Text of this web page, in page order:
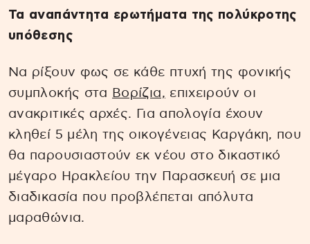
Τα αναπάντητα ερωτήματα της πολύκροτης
υπόθεσης
Να ρίξουν φως σε κάθε πτυχή της φονικής
συμπλοκής στα Βορίζια, επιχειρούν οι
ανακριτικές αρχές. Για απολογία έχουν
κληθεί 5 μέλη της οικογένειας Καργάκη, που
θα παρουσιαστούν εκ νέου στο δικαστικό
μέγαρο Ηρακλείου την Παρασκευή σε μια
διαδικασία που προβλέπεται απόλυτα
μαραθώνια.